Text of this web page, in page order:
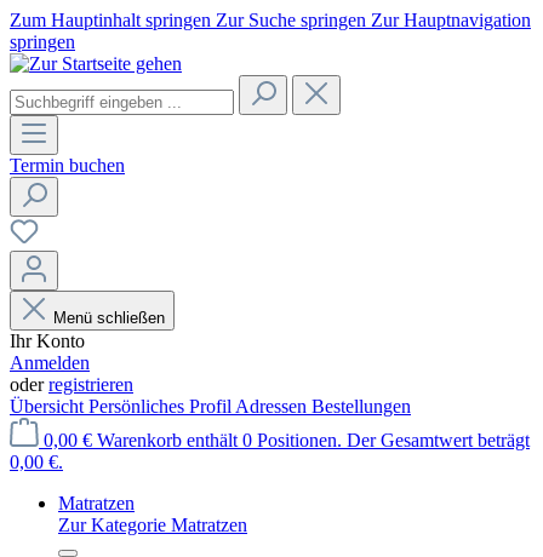
Zum Hauptinhalt springen Zur Suche springen Zur Hauptnavigation
springen
Termin buchen
Menü schließen
Ihr Konto
Anmelden
oderregistrieren
Übersicht Persönliches Profil Adressen Bestellungen
0,00 € Warenkorb enthält 0 Positionen. Der Gesamtwert beträgt
0,00 €.
Matratzen
Zur Kategorie Matratzen